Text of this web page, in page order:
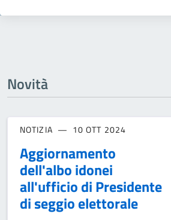
Novità
NOTIZIA 10 OTT 2024
Aggiornamento
dell'albo idonei
all'ufficio di Presidente
di seggio elettorale